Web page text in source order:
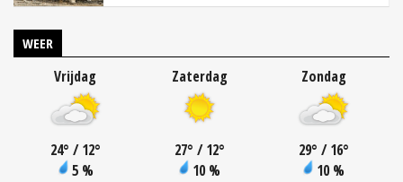
WEER
Vrijdag
24° / 12°
5 %
Zaterdag
27° / 12°
10 %
Zondag
29° / 16°
10 %